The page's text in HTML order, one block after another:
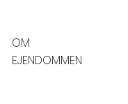
OM
EJENDOMMEN